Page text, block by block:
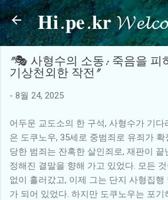
기본 콘텐츠로 건너
𝐇𝐢.𝐩𝐞.𝐤𝐫
"🎭 사형수의 소동: 죽음을 피
기상천외한 작전"
- 8월 24, 2025
어두운 교도소의 한 구석, 사형수가 기다
은 도쿠노우, 35세로 중범죄로 유죄가
당한 범죄는 잔혹한 살인죄로, 재판이
정해진 결말을 향해 가고 있었다. 모든
없이 흘러갔고, 이제 그는 단지 사형집행
가 되어 있었다. 하지만 도쿠노우는 포